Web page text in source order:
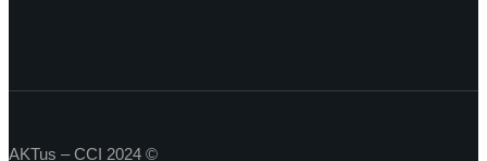
AKTus – CCI 2024 ©